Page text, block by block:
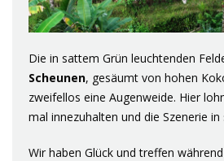
Die in sattem Grün leuchtenden
Scheunen, gesäumt von hohen
zweifellos eine Augenweide. Hier
mal innezuhalten und die Szenerie
Wir haben Glück und treffen